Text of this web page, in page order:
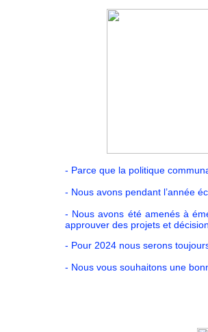
- Parce que la politique
- Nous avons pendant l’année
- Nous avons été amenés à
approuver des projets et
- Pour 2024 nous serons
- Nous vous souhaitons une